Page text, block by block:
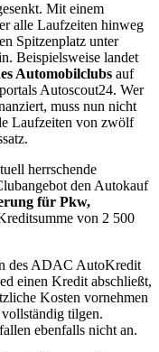
Mit einem
alle Laufzeiten hinweg
Spitzenplatz unter
Beispielsweise landet
Automobilclubs auf
Autoscout24. Wer
muss nun nicht
Laufzeiten von zwölf
herrschende
den Autokauf
für Pkw,
von 2 500
des ADAC AutoKredit
einen Kredit abschließt,
Kosten vornehmen
tilgen.
ebenfalls nicht an.